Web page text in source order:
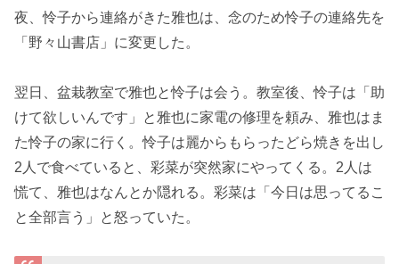
夜、怜子から連絡がきた雅也は、念のため怜子の連絡先を
「野々山書店」に変更した。
翌日、盆栽教室で雅也と怜子は会う。教室後、怜子は「助
けて欲しいんです」と雅也に家電の修理を頼み、雅也はま
た怜子の家に行く。怜子は麗からもらったどら焼きを出し
2人で食べていると、彩菜が突然家にやってくる。2人は
慌て、雅也はなんとか隠れる。彩菜は「今日は思ってるこ
と全部言う」と怒っていた。